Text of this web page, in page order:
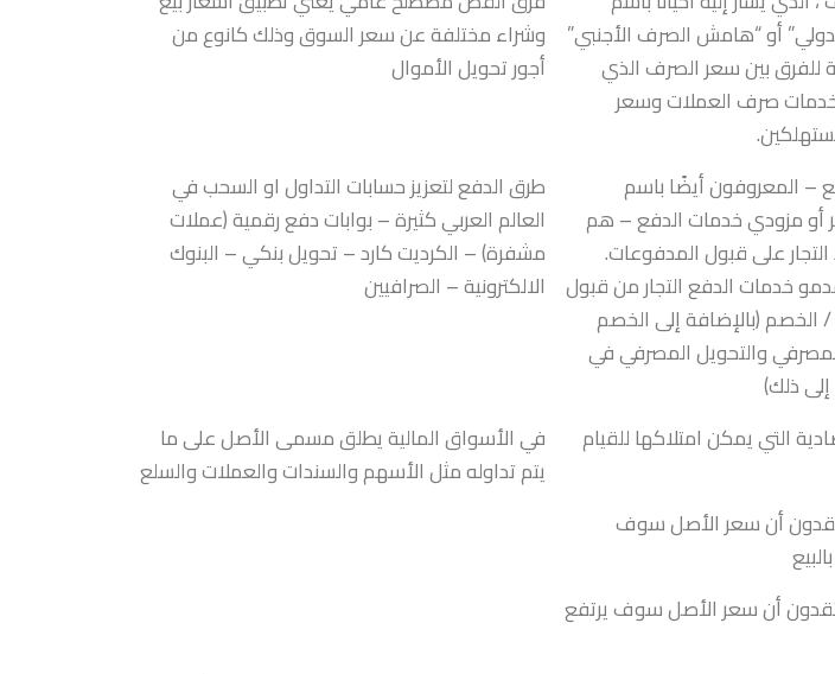
أو “هامش الصرف الأجنبي”
للفرق بين سعر الصرف الذي
صرف العملات وسعر
وشراء مختلفة عن سعر السوق وذلك كانوع من
أجور تحويل الأموال
– المعروفون أيضًا باسم
أو مزودي خدمات الدفع – هم
على قبول المدفوعات.
خدمات الدفع التجار من قبول
الخصم (بالإضافة إلى الخصم
والتحويل المصرفي في
ذلك)
طرق الدفع لتعزيز حسابات التداول او السحب في
العالم العربي كثيرة – بوابات دفع رقمية (عملات
مشفرة) – الكرديت كارد – تحويل بنكي – البنوك
الالكترونية – الصرافيين
التي يمكن امتلاكها للقيام
في الأسواق المالية يطلق مسمى الأصل على ما
يتم تداوله مثل الأسهم والسندات والعملات والسلع
أن سعر الأصل سوف
أن سعر الأصل سوف يرتفع